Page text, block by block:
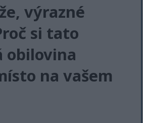
výrazné
si tato
obilovina
na vašem